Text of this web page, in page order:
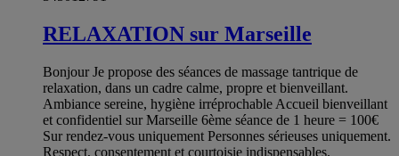
RELAXATION sur Marseille
Bonjour Je propose des séances de massage tantrique de
relaxation, dans un cadre calme, propre et bienveillant.
Ambiance sereine, hygiène irréprochable Accueil bienveillant
et confidentiel sur Marseille 6ème séance de 1 heure = 100€
Sur rendez-vous uniquement Personnes sérieuses uniquement.
Respect, consentement et courtoisie indispensables.